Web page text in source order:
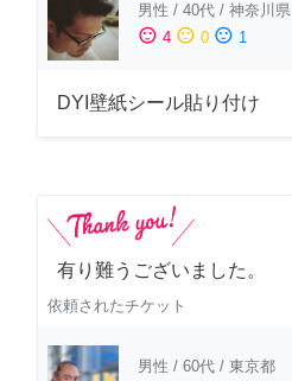
男性 / 40代 / 神奈川県
sentiment_satisfied 4 sentiment_neutral 0 sentiment_dissatisfied 1
DYI壁紙シール貼り付け
有り難うございました。
依頼されたチケット
男性 / 60代 / 東京都